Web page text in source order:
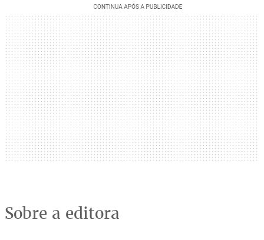
Sobre a editora